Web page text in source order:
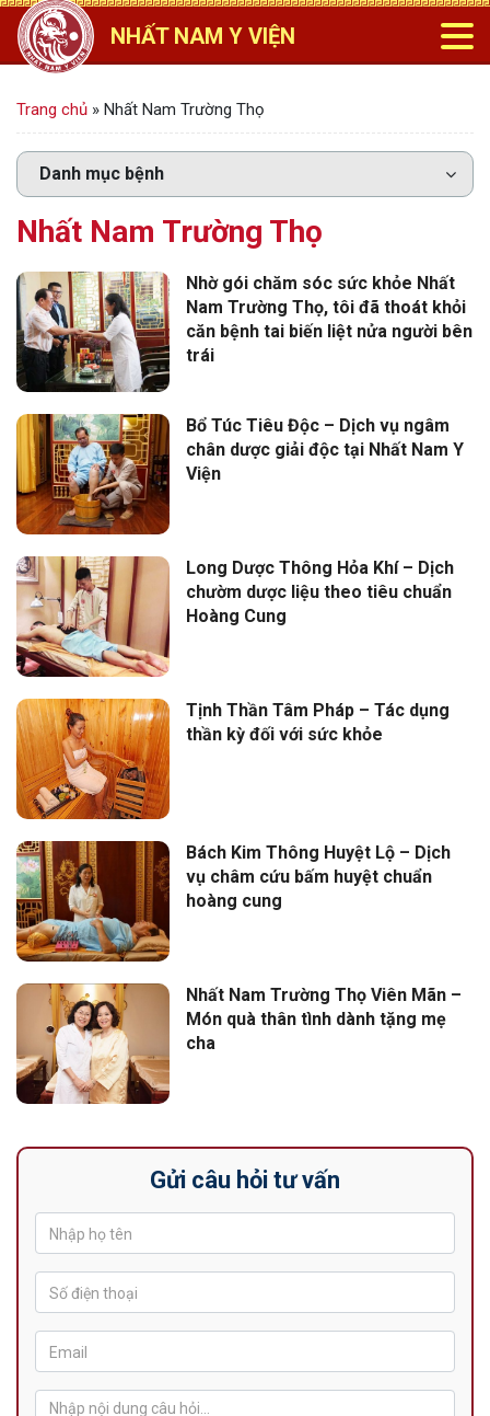
NHẤT NAM Y VIỆN
Trang chủ » Nhất Nam Trường Thọ
Nhất Nam Trường Thọ
Nhờ gói chăm sóc sức khỏe Nhất
Nam Trường Thọ, tôi đã thoát khỏi
căn bệnh tai biến liệt nửa người bên
trái
Bổ Túc Tiêu Độc – Dịch vụ ngâm
chân dược giải độc tại Nhất Nam Y
Viện
Long Dược Thông Hỏa Khí – Dịch
chườm dược liệu theo tiêu chuẩn
Hoàng Cung
Tịnh Thần Tâm Pháp – Tác dụng
thần kỳ đối với sức khỏe
Bách Kim Thông Huyệt Lộ – Dịch
vụ châm cứu bấm huyệt chuẩn
hoàng cung
Nhất Nam Trường Thọ Viên Mãn –
Món quà thân tình dành tặng mẹ
cha
Gửi câu hỏi tư vấn